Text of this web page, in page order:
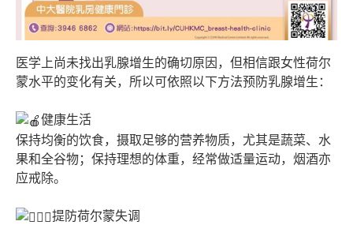
医学上尚未找出乳腺增生的确切原因，但相信跟女性荷尔
蒙水平的变化有关，所以可依照以下方法预防乳腺增生：
健康生活
保持均衡的饮食，摄取足够的营养物质，尤其是蔬菜、水
果和全谷物；保持理想的体重，经常做适量运动，烟酒亦
应戒除。
提防荷尔蒙失调